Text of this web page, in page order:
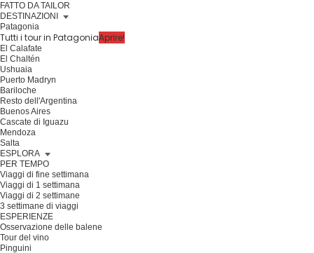
FATTO DA TAILOR
DESTINAZIONI
Patagonia
Tutti i tour in PatagoniaAprire!
El Calafate
El Chaltén
Ushuaia
Puerto Madryn
Bariloche
Resto dell'Argentina
Buenos Aires
Cascate di Iguazu
Mendoza
Salta
ESPLORA
PER TEMPO
Viaggi di fine settimana
Viaggi di 1 settimana
Viaggi di 2 settimane
3 settimane di viaggi
ESPERIENZE
Osservazione delle balene
Tour del vino
Pinguini